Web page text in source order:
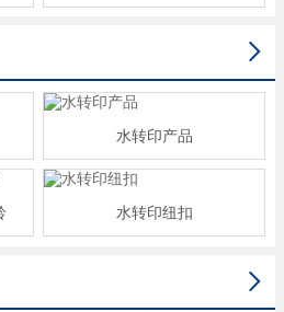

水转印产品
水转印纽扣
